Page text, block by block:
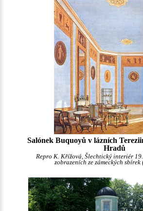
Salónek Buquoyů v lázních
Hradů
Repro K. Křížová, Šlechtický interiér
zobrazeních ze zámeckých sbírek